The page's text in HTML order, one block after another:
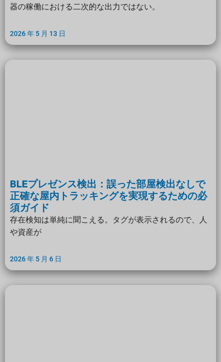
器の稼働における二次的な出力ではない。
2026 年 5 月 13 日
BLEプレゼンス検出：誤った部屋検出なしで
正確な屋内トラッキングを実現するための必
須ガイド
存在検知は単純に聞こえる。タグが表示されるので、人
や資産が
2026 年 5 月 6 日